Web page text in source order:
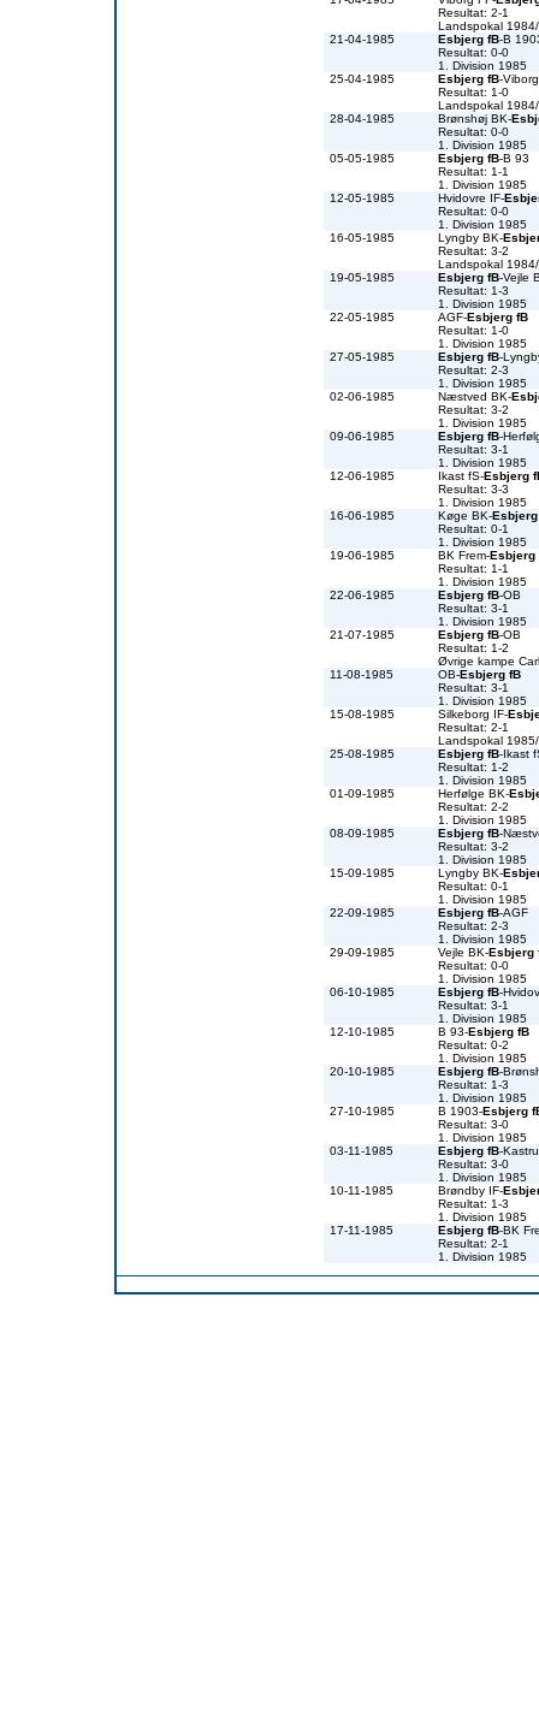
Resultat: 2-1
Landspokal
21-04-1985
Esbjerg fB-B
Resultat: 0-0
1. Division 1985
25-04-1985
Esbjerg fB-
Resultat: 1-0
Landspokal
28-04-1985
Brønshøj BK-
Resultat: 0-0
1. Division 1985
05-05-1985
Esbjerg fB-B 93
Resultat: 1-1
1. Division 1985
12-05-1985
Hvidovre IF-
Resultat: 0-0
1. Division 1985
16-05-1985
Lyngby BK-
Resultat: 3-2
Landspokal
19-05-1985
Esbjerg fB-Vejle
Resultat: 1-3
1. Division 1985
22-05-1985
AGF-Esbjerg fB
Resultat: 1-0
1. Division 1985
27-05-1985
Esbjerg fB-
Resultat: 2-3
1. Division 1985
02-06-1985
Næstved BK-
Resultat: 3-2
1. Division 1985
09-06-1985
Esbjerg fB-
Resultat: 3-1
1. Division 1985
12-06-1985
Ikast fS-Esbjerg
Resultat: 3-3
1. Division 1985
16-06-1985
Køge BK-
Resultat: 0-1
1. Division 1985
19-06-1985
BK Frem-Esbjerg
Resultat: 1-1
1. Division 1985
22-06-1985
Esbjerg fB-OB
Resultat: 3-1
1. Division 1985
21-07-1985
Esbjerg fB-OB
Resultat: 1-2
Øvrige kampe
11-08-1985
OB-Esbjerg fB
Resultat: 3-1
1. Division 1985
15-08-1985
Silkeborg IF-
Resultat: 2-1
Landspokal
25-08-1985
Esbjerg fB-Ikast
Resultat: 1-2
1. Division 1985
01-09-1985
Herfølge BK-
Resultat: 2-2
1. Division 1985
08-09-1985
Esbjerg fB-
Resultat: 3-2
1. Division 1985
15-09-1985
Lyngby BK-
Resultat: 0-1
1. Division 1985
22-09-1985
Esbjerg fB-AGF
Resultat: 2-3
1. Division 1985
29-09-1985
Vejle BK-Esbjerg
Resultat: 0-0
1. Division 1985
06-10-1985
Esbjerg fB-
Resultat: 3-1
1. Division 1985
12-10-1985
B 93-Esbjerg fB
Resultat: 0-2
1. Division 1985
20-10-1985
Esbjerg fB-
Resultat: 1-3
1. Division 1985
27-10-1985
B 1903-Esbjerg
Resultat: 3-0
1. Division 1985
03-11-1985
Esbjerg fB-
Resultat: 3-0
1. Division 1985
10-11-1985
Brøndby IF-
Resultat: 1-3
1. Division 1985
17-11-1985
Esbjerg fB-BK
Resultat: 2-1
1. Division 1985